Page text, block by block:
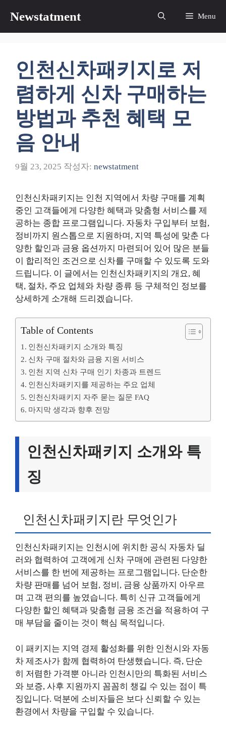
츠
Newstatment Menu
인천신차패키지로 저
렴하게 신차 구매하는
방법과 추천 혜택 모
음 안내
9월 23, 2025 작성자: newstatment
인천신차패키지는 인천 지역에서 차량 구매를 계획
중인 고객들에게 다양한 혜택과 맞춤형 서비스를 제
공하는 종합 프로그램입니다. 자동차 구입부터 보험,
정비까지 원스톱으로 지원하며, 지역 특성에 맞춘 다
양한 할인과 금융 옵션까지 마련되어 있어 많은 분들
이 합리적인 조건으로 신차를 구매할 수 있도록 도와
드립니다. 이 글에서는 인천신차패키지의 개요, 혜
택, 절차, 주요 업체와 차량 종류 등 구체적인 정보를
상세하게 소개해 드리겠습니다.
Table of Contents
인천신차패키지 소개와 특징
신차 구매 절차와 금융 지원 서비스
인천 지역 신차 구매 인기 차종과 트렌드
인천신차패키지를 제공하는 주요 업체
인천신차패키지 자주 묻는 질문 FAQ
마지막 생각과 향후 전망
인천신차패키지 소개와 특
징
인천신차패키지란 무엇인가
인천신차패키지는 인천시에 위치한 공식 자동차 딜
러와 협력하여 고객에게 신차 구매에 관련된 다양한
서비스를 한 번에 제공하는 프로그램입니다. 단순한
차량 판매를 넘어 보험, 정비, 금융 상품까지 아우르
며 고객 편의를 높였습니다. 특히 신규 고객들에게
다양한 할인 혜택과 맞춤형 금융 조건을 적용하여 구
매 부담을 줄이는 것이 핵심 목적입니다.
이 패키지는 지역 경제 활성화를 위한 인천시와 자동
차 제조사가 함께 협력하여 탄생했습니다. 즉, 단순
히 저렴한 가격뿐 아니라 인천시만의 특화된 서비스
와 보증, 사후 지원까지 꼼꼼히 챙길 수 있는 점이 특
징입니다. 덕분에 소비자들은 보다 신뢰할 수 있는
환경에서 차량을 구입할 수 있습니다.